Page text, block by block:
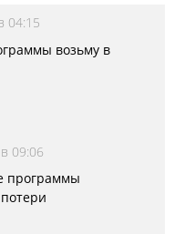
04:15
возьму в
09:06
программы